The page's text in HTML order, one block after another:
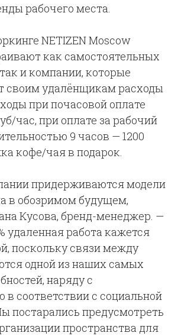
рабочего места.
NETIZEN Moscow
как самостоятельных
и компании, которые
своим удалёнщикам расходы
при почасовой оплате
час, при оплате за рабочий
9 часов — 1200
кофе/чая в подарок.
придерживаются модели
в обозримом будущем,
Кусова, бренд-менеджер. —
удаленная работа кажется
поскольку связи между
одной из наших самых
наряду с
в соответствии с социальной
постарались предусмотреть
пространства для